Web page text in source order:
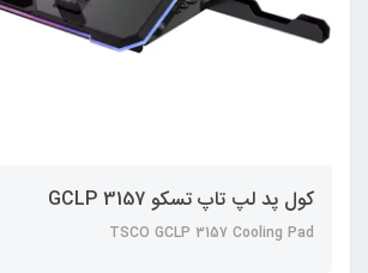
کول پد لپ تاپ تسکو GCLP 3157
TSCO GCLP 3157 Cooling Pad